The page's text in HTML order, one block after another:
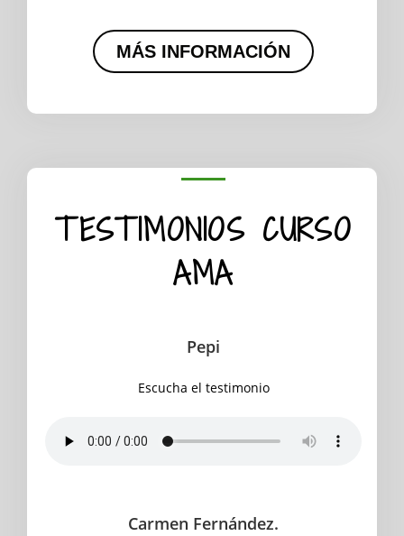
MÁS INFORMACIÓN
TESTIMONIOS CURSO
AMA
Pepi
Escucha el testimonio
Carmen Fernández.